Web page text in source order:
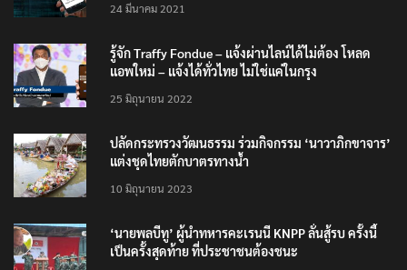
24 มีนาคม 2021
รู้จัก Traffy Fondue – แจ้งผ่านไลน์ได้ไม่ต้อง โหลด
แอพใหม่ – แจ้งได้ทั่วไทย ไม่ใช่แค่ในกรุง
25 มิถุนายน 2022
ปลัดกระทรวงวัฒนธรรม ร่วมกิจกรรม ‘นาวาภิกขาจาร’
แต่งชุดไทยตักบาตรทางน้ำ
10 มิถุนายน 2023
‘นายพลบีทู’ ผู้นำทหารคะเรนนี KNPP ลั่นสู้รบ ครั้งนี้
เป็นครั้งสุดท้าย ที่ประชาชนต้องชนะ